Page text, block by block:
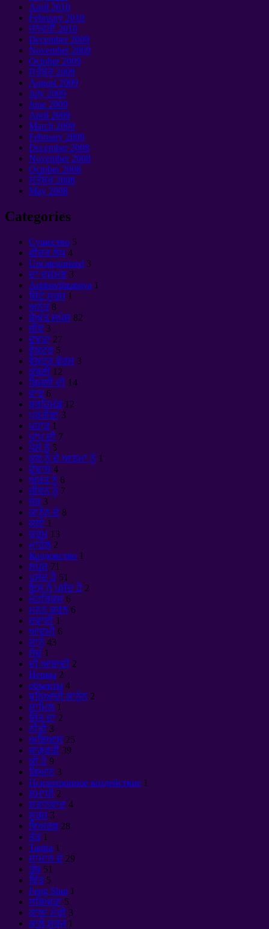
April 2010
February 2010
ਜਨਵਰੀ 2010
December2009
November2009
October2009
ਸਤੰਬਰ 2009
August 2009
July 2009
June 2009
April 2009
March 2009
February 2009
December2008
November2008
October2008
ਸਤੰਬਰ 2008
May 2008
Categories
Cущество 5
ਫੀਚਰ ਲੇਖ 4
Uncategorized 3
ਦਾ ਦੁਸ਼ਮਣ 3
Antitsivilizatsiya 1
ਚਿੱਟੇ ਸੂਰਜ 1
ਅਨੰਤ 8
ਬੇਅੰਤ ਸਪੇਸ 82
ਜੀਵ 3
ਦੇਵਤਾ 27
ਵੈਕਟਰ 5
ਵੈਕਟਰ ਫੋਰਸ 3
ਕੰਬਣੀ 12
ਬਿਜਲੀ ਦੀ 14
ਵਾਰ 6
ਬ੍ਰਹਿਮੰਡ 12
ਪ੍ਰਤੀਭਾ 3
ਪਹਾੜ 1
ਪਾਪ ਦੀ 7
ਪੈਸੇ ਨੂੰ 5
ਕੁਲ ਨੂੰ ਦੇ ਆਤਮਾ ਨੂੰ 1
ਦੇਵਾਸ 4
ਔਰਤ ਨੂੰ 6
ਜੀਵਨ ਨੂੰ 7
ਜੋੜ 3
ਕਾਨੂੰਨ ਦੇ 8
ਕਲਾ 1
ਕਰਮ 13
ਮਾਹੌਲ 2
Колдовство 1
ਸਪੇਸ 71
ਪਸੰਦ ਹੈ 51
ਇਸ ਨੂੰ ਪਸੰਦ ਹੈ 2
ਮੈਟਰਿਕਸ 6
ਮਨਨ ਕਰਨ 6
ਦਵਾਈ 1
ਆਦਮੀ 6
ਸਾਨੂੰ 43
ਸੋਚ 1
ਦੀ ਆਬਾਦੀ 2
Нервы 2
объекты 4
ਬੁਨਿਆਦੀ ਕਾਨੂੰਨ 2
ਸਾਮਿਲ 1
ਜਿੱਤ ਦਾ 2
ਨੀਤੀ 3
ਅਭਿਆਸ 25
ਜਾਗ੍ਰਤੀ 39
ਕੀ ਹੋ 9
ਗਿਆਨ 3
Психотронное воздействие 1
ਸਮਾਧੀ 2
ਸ਼ਤਾਨਵਾਦ 4
ਸੂਰਜ 3
ਵਿਅਰਥ 28
ਤੱਤ 1
Tantra 1
ਸਾਮਾਨ ਦੇ 29
ਤੱਥ 51
ਵਿੱਤ 5
Feng Shui 1
ਸਭਿਅਤਾ 5
ਕਾਲਾ ਮੋਰੀ 3
ਕਾਲੇ ਸੂਰਜ 1